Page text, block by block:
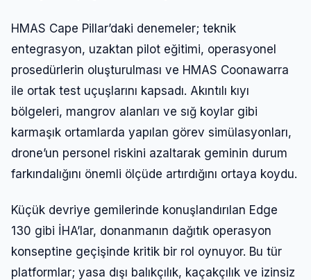
HMAS Cape Pillar’daki denemeler; teknik
entegrasyon, uzaktan pilot eğitimi, operasyonel
prosedürlerin oluşturulması ve HMAS Coonawarra
ile ortak test uçuşlarını kapsadı. Akıntılı kıyı
bölgeleri, mangrov alanları ve sığ koylar gibi
karmaşık ortamlarda yapılan görev simülasyonları,
drone’un personel riskini azaltarak geminin durum
farkındalığını önemli ölçüde artırdığını ortaya koydu.
Küçük devriye gemilerinde konuşlandırılan Edge
130 gibi İHA’lar, donanmanın dağıtık operasyon
konseptine geçişinde kritik bir rol oynuyor. Bu tür
platformlar; yasa dışı balıkçılık, kaçakçılık ve izinsiz